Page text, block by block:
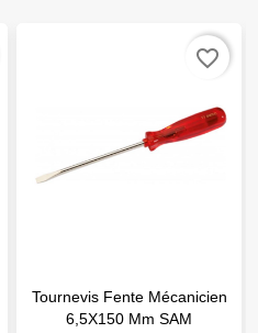
Tournevis Fente Mécanicien
6,5X150 Mm SAM
favorite_border